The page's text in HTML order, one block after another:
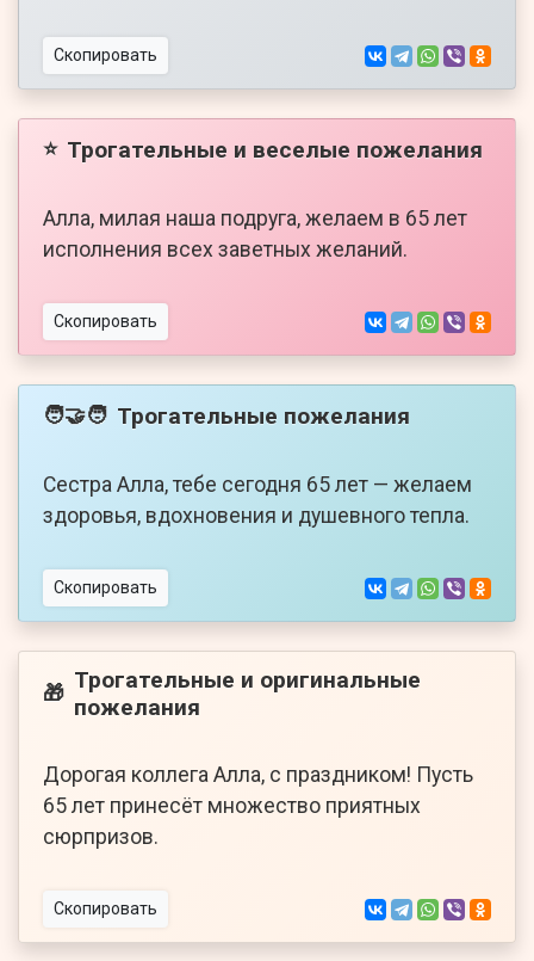
Скопировать
⭐ Трогательные и веселые пожелания
Алла, милая наша подруга, желаем в 65 лет
исполнения всех заветных желаний.
Скопировать
🧑‍🤝‍🧑 Трогательные пожелания
Сестра Алла, тебе сегодня 65 лет — желаем
здоровья, вдохновения и душевного тепла.
Скопировать
🎁 Трогательные и оригинальные
пожелания
Дорогая коллега Алла, с праздником! Пусть
65 лет принесёт множество приятных
сюрпризов.
Скопировать